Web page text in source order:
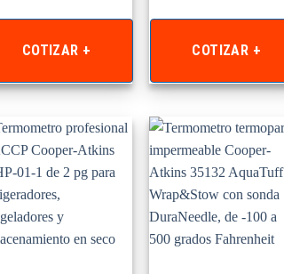
COTIZAR + COTIZAR +